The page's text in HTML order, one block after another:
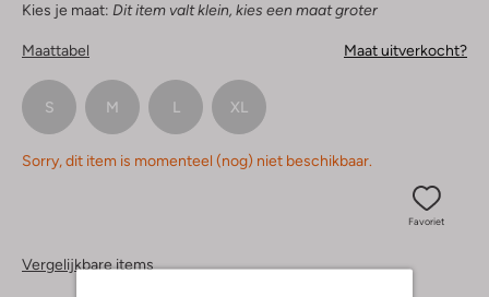
Kies je maat: Dit item valt klein, kies een maat groter
Maattabel Maat uitverkocht?
S M L XL
Sorry, dit item is momenteel (nog) niet beschikbaar.
Favoriet
Vergelijkbare items